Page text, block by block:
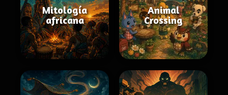
Mitología
africana
Animal
Crossing